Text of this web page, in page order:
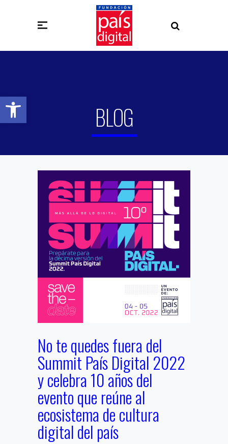
Abrir barra de herramientas
BLOG
No te quedes fuera del
Summit País Digital 2022
y celebra 10 años del
evento que reúne al
ecosistema de cultura
digital del país